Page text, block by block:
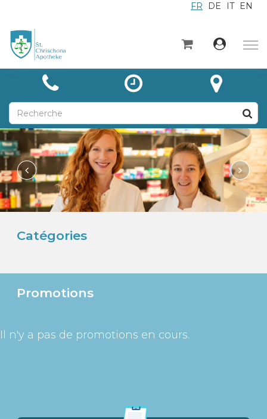
FR DE IT EN
×
Accueil
Catégories
Actualités
À propos
Contact
Unsere Leistungen
Catégories
Promotions
Il n'y a pas de promotions en cours.